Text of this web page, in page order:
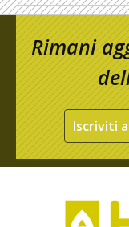
Rimani
Iscriviti